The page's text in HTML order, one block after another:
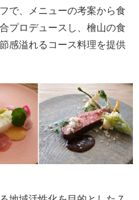
で、メニューの考案から食
プロデュースし、檜山の食
感溢れるコース料理を提供